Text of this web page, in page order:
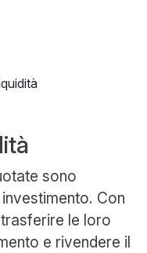
sono
Con
le loro
e rivendere il